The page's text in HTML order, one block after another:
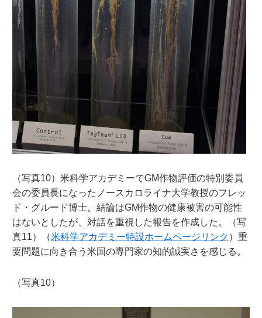
（写真10）米科学アカデミーでGM作物評価の特別委員
会の委員長になったノースカロライナ大学教授のフレッ
ド・グルード博士。結論はGM作物の健康被害の可能性
はないとしたが、対話を重視した報告を作成した。（写
真11）（米科学アカデミー特設ホームページリンク ）重
要問題に向き合う米国の専門家の知的誠実さを感じる。
（写真10）